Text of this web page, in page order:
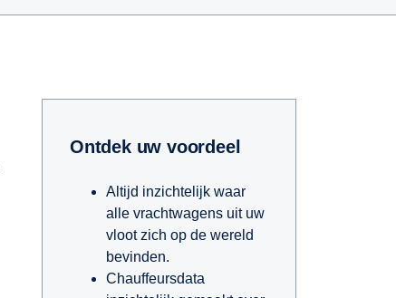
Ontdek uw voordeel
Altijd inzichtelijk waar
alle vrachtwagens uit uw
vloot zich op de wereld
bevinden.
Chauffeursdata